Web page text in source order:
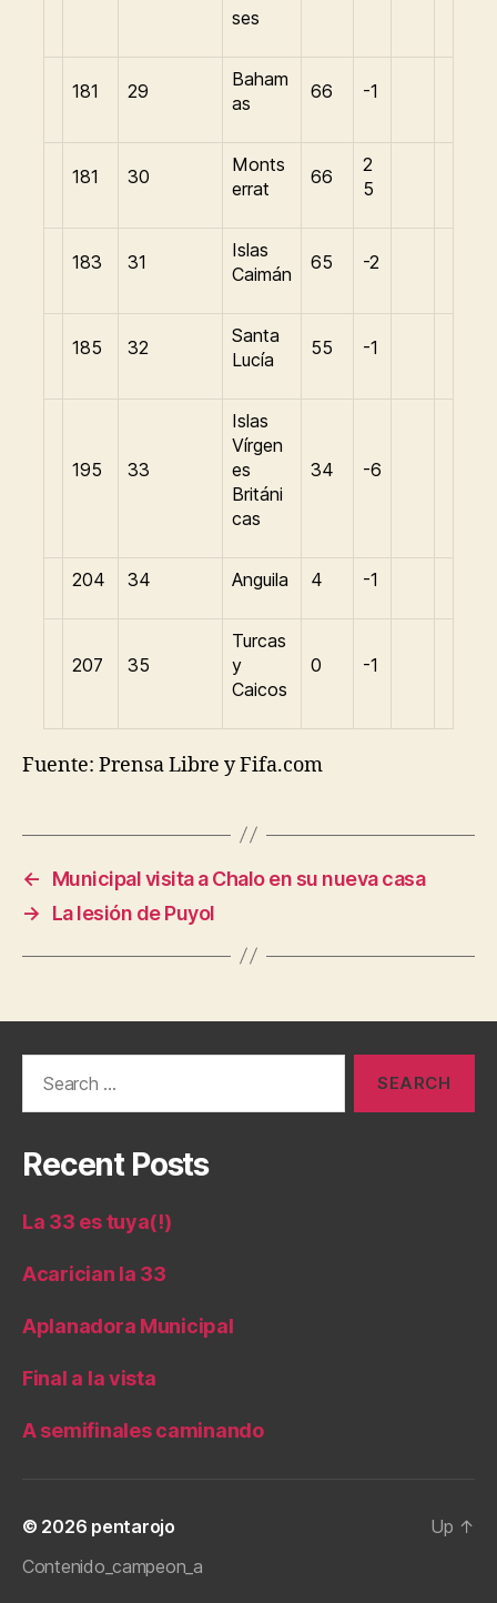
ses
181 29
Baham
as
66 -1
181 30
Monts
errat
66
2
5
183 31
Islas
Caimán
65 -2
185 32
Santa
Lucía
55 -1
195 33
Islas
Vírgen
es
Británi
cas
34 -6
204 34 Anguila 4 -1
207 35
Turcas
y
Caicos
0 -1
Fuente: Prensa Libre y Fifa.com
←
Municipal visita a Chalo en su nueva casa
→
La lesión de Puyol
Recent Posts
La 33 es tuya(!)
Acarician la 33
Aplanadora Municipal
Final a la vista
A semifinales caminando
© 2026 pentarojo
Contenido_campeon_a
Up ↑